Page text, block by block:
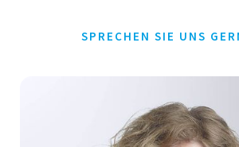
SPRECHEN SIE UNS